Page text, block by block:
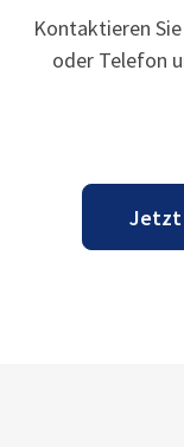
Kontaktieren
oder Telefon